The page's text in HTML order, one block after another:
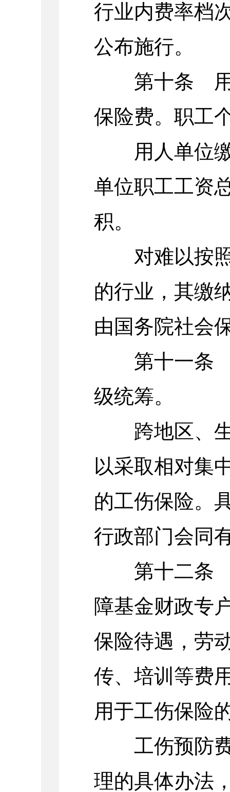
行业内费率档
公布施行。
第十条 用
保险费。职工
用人单位缴
单位职工工资
积。
对难以按照
的行业，其缴
由国务院社会
第十一条
级统筹。
跨地区、生
以采取相对集
的工伤保险。
行政部门会同
第十二条
障基金财政专
保险待遇，劳
传、培训等费
用于工伤保险
工伤预防费
理的具体办法